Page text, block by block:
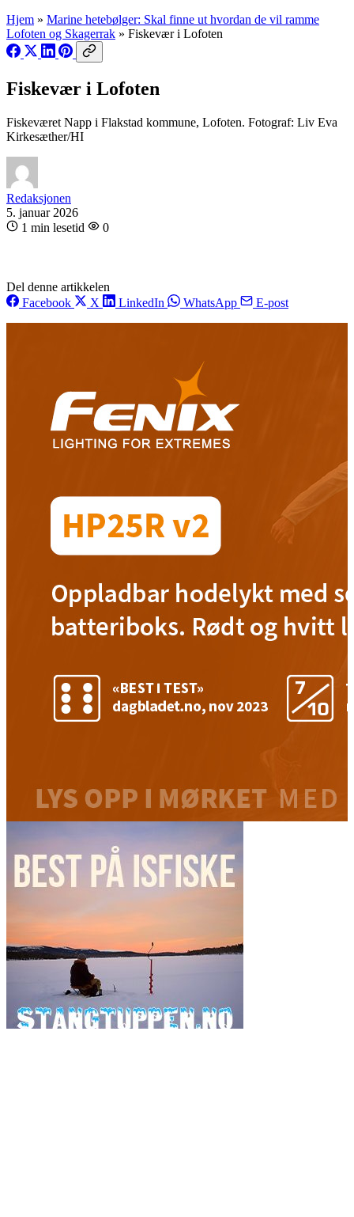
Hjem » Marine hetebølger: Skal finne ut hvordan de vil ramme
Lofoten og Skagerrak » Fiskevær i Lofoten
Fiskevær i Lofoten
Fiskeværet Napp i Flakstad kommune, Lofoten. Fotograf: Liv Eva
Kirkesæther/HI
Redaksjonen
5. januar 2026
1 min lesetid
0
Del denne artikkelen
Facebook
X LinkedIn WhatsApp E-post